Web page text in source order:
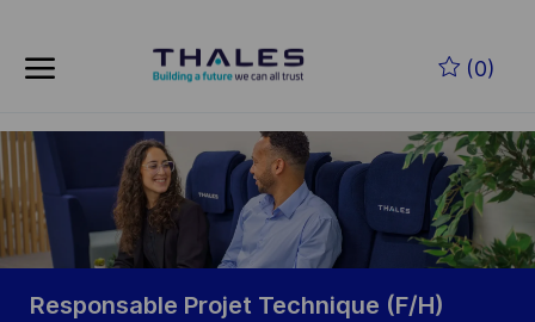
(0)
-
Responsable Projet Technique (F/H)